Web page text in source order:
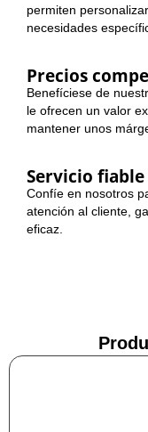
permiten
necesidades
Precios
Benefíciese de
le ofrecen un valor
mantener unos
Servicio fiable
Confíe en nosotros
atención al cliente,
eficaz.